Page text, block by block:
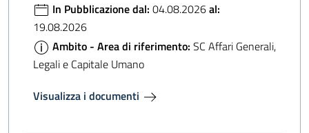
In Pubblicazione dal: 04.08.2026al:
19.08.2026
Ambito - Area di riferimento: SC Affari Generali,
Legali e Capitale Umano
Visualizza i documenti